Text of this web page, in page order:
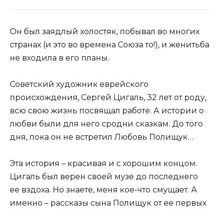
Он был заядлый холостяк, побывал во многих
странах (и это во времена Союза то!), и женитьба
не входила в его планы.
Советский художник еврейского
происхождения, Сергей Цигаль, 32 лет от роду,
всю свою жизнь посвящал работе. А истории о
любви были для него сродни сказкам. До того
дня, пока он не встретил Любовь Полищук…
Эта история – красивая и с хорошим концом.
Цигаль был верен своей музе до последнего
ее вздоха. Но знаете, меня кое-что смущает. А
именно – рассказы сына Полищук от ее первых